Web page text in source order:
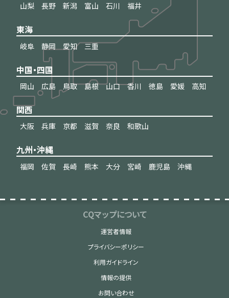
山梨 長野 新潟 富山 石川 福井
東海
岐阜 静岡 愛知 三重
中国・四国
岡山 広島 鳥取 島根 山口 香川 徳島 愛媛 高知
関西
大阪 兵庫 京都 滋賀 奈良 和歌山
九州・沖縄
福岡 佐賀 長崎 熊本 大分 宮崎 鹿児島 沖縄
CQマップについて
運営者情報
プライバシーポリシー
利用ガイドライン
情報の提供
お問い合わせ